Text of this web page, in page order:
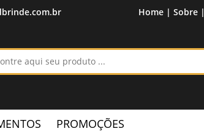
Home | Sobre |
PROMOÇÕES